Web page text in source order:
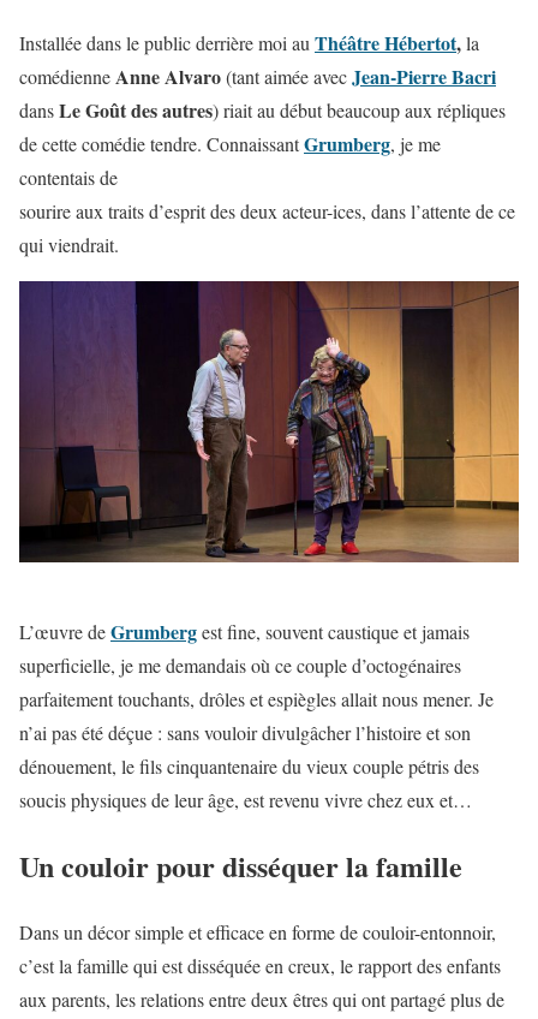
Installée dans le public derrière moi auThéâtre Hébertot,la
comédienneAnne Alvaro(tant aimée avecJean-Pierre Bacri
dansLe Goût des autres) riait au début beaucoup aux répliques
de cette comédie tendre. ConnaissantGrumberg, je me
contentais de
sourire aux traits d’esprit des deux acteur-ices, dans l’attente de ce
qui viendrait.
L’œuvre deGrumbergest fine, souvent caustique et jamais
superficielle, je me demandais où ce couple d’octogénaires
parfaitement touchants, drôles et espiègles allait nous mener. Je
n’ai pas été déçue : sans vouloir divulgâcher l’histoire et son
dénouement, le fils cinquantenaire du vieux couple pétris des
soucis physiques de leur âge, est revenu vivre chez eux et…
Un couloir pour disséquer la famille
Dans un décor simple et efficace en forme de couloir-entonnoir,
c’est la famille qui est disséquée en creux, le rapport des enfants
aux parents, les relations entre deux êtres qui ont partagé plus de